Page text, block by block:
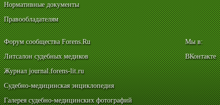
Нормативные документы
Правообладателям
Форум сообщества Forens.Ru
Литсалон судебных медиков
Журнал journal.forens-lit.ru
Судебно-медицинская энциклопедия
Галерея судебно-медицинских фотографий
Мы в:
ВКонтакте